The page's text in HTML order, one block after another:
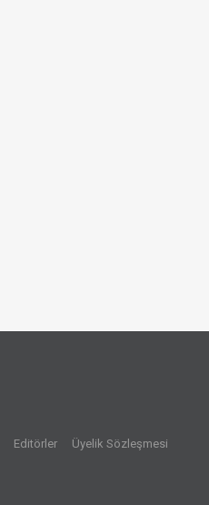
Editörler Üyelik Sözleşmesi